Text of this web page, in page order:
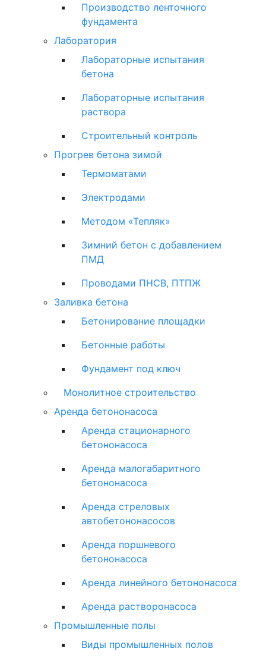
Производство ленточного
фундамента
Лаборатория
Лабораторные испытания
бетона
Лабораторные испытания
раствора
Строительный контроль
Прогрев бетона зимой
Термоматами
Электродами
Методом «Тепляк»
Зимний бетон с добавлением
ПМД
Проводами ПНСВ, ПТПЖ
Заливка бетона
Бетонирование площадки
Бетонные работы
Фундамент под ключ
Монолитное строительство
Аренда бетононасоса
Аренда стационарного
бетононасоса
Аренда малогабаритного
бетононасоса
Аренда стреловых
автобетононасосов
Аренда поршневого
бетононасоса
Аренда линейного бетононасоса
Аренда растворонасоса
Промышленные полы
Виды промышленных полов